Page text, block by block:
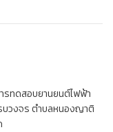
ทดสอบยานยนต์ไฟฟ้า
วงจร ตำบลหนองญาติ